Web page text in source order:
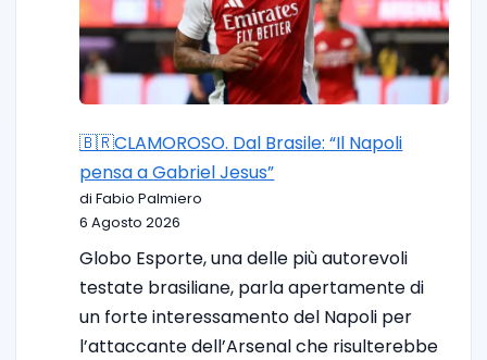
🇧🇷CLAMOROSO. Dal Brasile: “Il Napoli
pensa a Gabriel Jesus”
di Fabio Palmiero
6 Agosto 2026
Globo Esporte, una delle più autorevoli
testate brasiliane, parla apertamente di
un forte interessamento del Napoli per
l’attaccante dell’Arsenal che risulterebbe